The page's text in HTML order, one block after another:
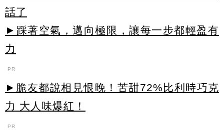
話了
►踩著空氣，邁向極限，讓每一步都輕盈有
力
PR
►脆友都說相見恨晚！苦甜72%比利時巧克
力 大人味爆紅！
PR